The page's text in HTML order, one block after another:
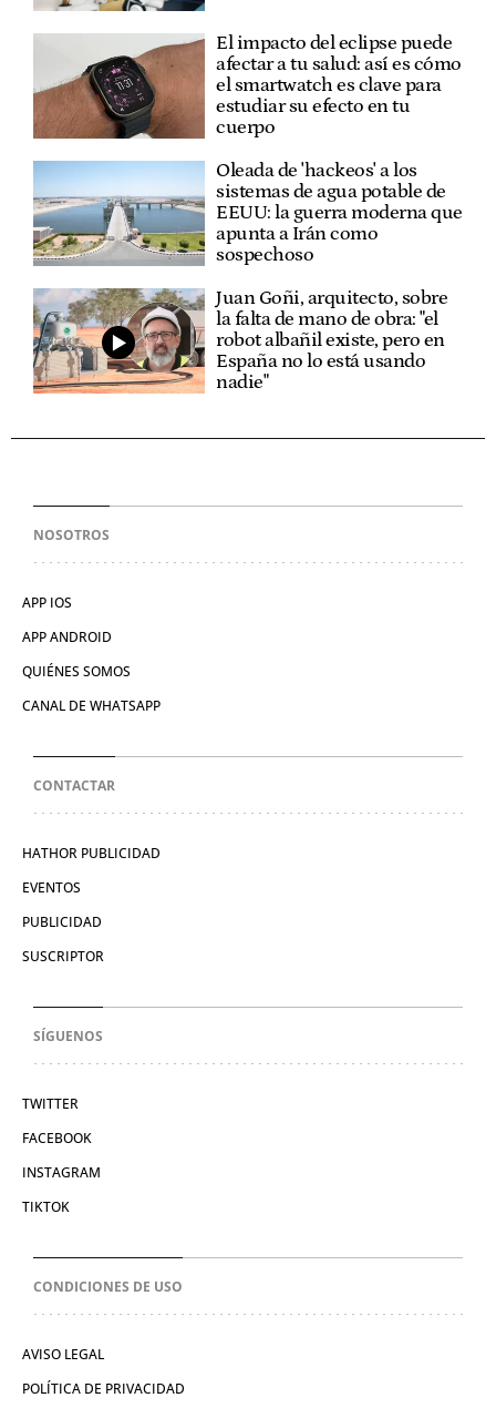
El impacto del eclipse puede
afectar a tu salud: así es cómo
el smartwatch es clave para
estudiar su efecto en tu
cuerpo
Oleada de 'hackeos' a los
sistemas de agua potable de
EEUU: la guerra moderna que
apunta a Irán como
sospechoso
Juan Goñi, arquitecto, sobre
la falta de mano de obra: "el
robot albañil existe, pero en
España no lo está usando
nadie"
NOSOTROS
APP IOS
APP ANDROID
QUIÉNES SOMOS
CANAL DE WHATSAPP
CONTACTAR
HATHOR PUBLICIDAD
EVENTOS
PUBLICIDAD
SUSCRIPTOR
SÍGUENOS
TWITTER
FACEBOOK
INSTAGRAM
TIKTOK
CONDICIONES DE USO
AVISO LEGAL
POLÍTICA DE PRIVACIDAD